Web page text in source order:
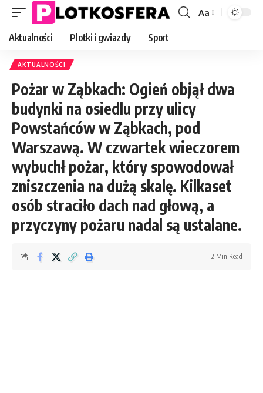
Font
Aa
Aktualności Plotki i gwiazdy Sport
AKTUALNOŚCI
Pożar w Ząbkach: Ogień objął dwa
budynki na osiedlu przy ulicy
Powstańców w Ząbkach, pod
Warszawą. W czwartek wieczorem
wybuchł pożar, który spowodował
zniszczenia na dużą skalę. Kilkaset
osób straciło dach nad głową, a
przyczyny pożaru nadal są ustalane.
2 Min Read